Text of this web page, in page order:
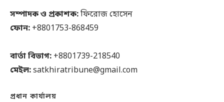
সম্পাদক ও প্রকাশক:ফিরোজ হোসেন
ফোন: +8801753-868459
বার্তা বিভাগ: +8801739-218540
মেইল:satkhiratribune@gmail.com
প্রধান কার্যালয়